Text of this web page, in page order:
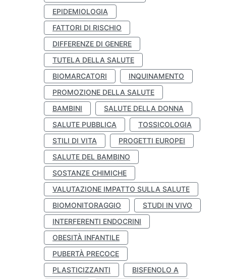
EPIDEMIOLOGIA
FATTORI DI RISCHIO
DIFFERENZE DI GENERE
TUTELA DELLA SALUTE
BIOMARCATORI
INQUINAMENTO
PROMOZIONE DELLA SALUTE
BAMBINI
SALUTE DELLA DONNA
SALUTE PUBBLICA
TOSSICOLOGIA
STILI DI VITA
PROGETTI EUROPEI
SALUTE DEL BAMBINO
SOSTANZE CHIMICHE
VALUTAZIONE IMPATTO SULLA SALUTE
BIOMONITORAGGIO
STUDI IN VIVO
INTERFERENTI ENDOCRINI
OBESITÀ INFANTILE
PUBERTÀ PRECOCE
PLASTICIZZANTI
BISFENOLO A